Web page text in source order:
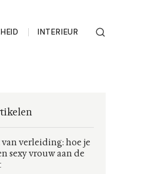
INTERIEUR
verleiding: hoe je
sexy vrouw aan de